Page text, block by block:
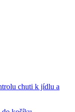
chuti k jídlu a